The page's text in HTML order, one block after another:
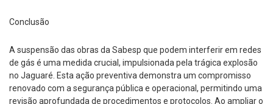
Conclusão
A suspensão das obras da Sabesp que podem interferir em redes
de gás é uma medida crucial, impulsionada pela trágica explosão
no Jaguaré. Esta ação preventiva demonstra um compromisso
renovado com a segurança pública e operacional, permitindo uma
revisão aprofundada de procedimentos e protocolos. Ao ampliar o